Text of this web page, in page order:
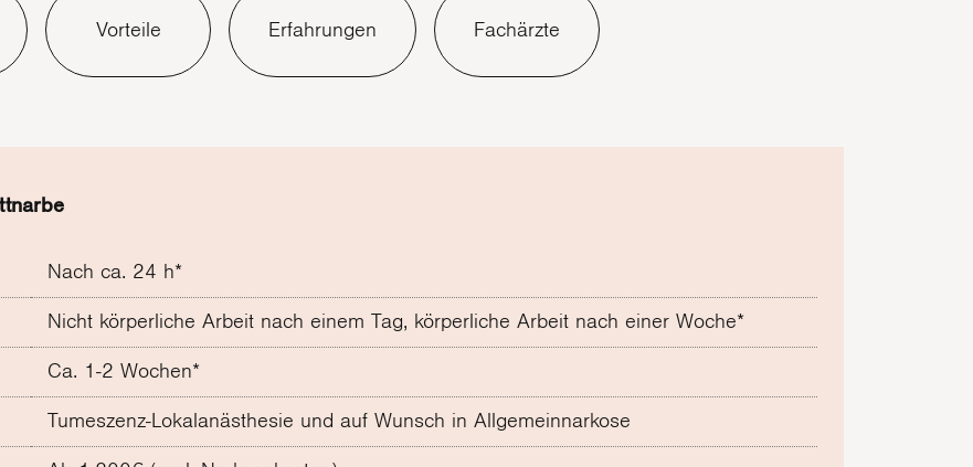
Vorteile Erfahrungen Fachärzte
Nach ca. 24 h*
Nicht körperliche Arbeit nach einem Tag, körperliche Arbeit nach einer Woche*
Ca. 1-2 Wochen*
Tumeszenz-Lokalanästhesie und auf Wunsch in Allgemeinnarkose